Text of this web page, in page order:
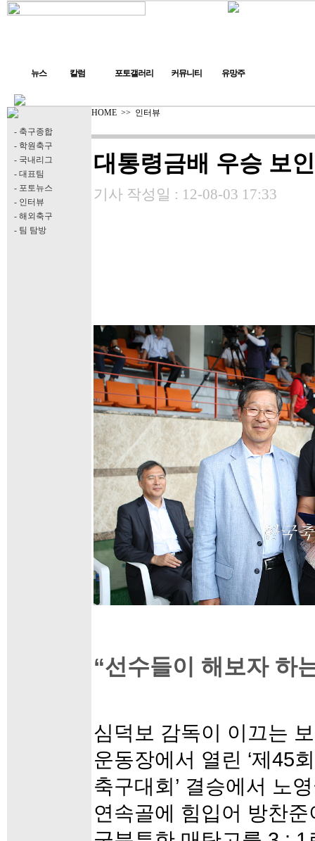
뉴스 칼럼 포토갤러리 커뮤니티 유망주
- 축구종합
- 학원축구
- 국내리그
- 대표팀
- 포토뉴스
- 인터뷰
- 해외축구
- 팀 탐방
HOME >> 인터뷰
대통령금배 우승 보
기사 작성일 : 12-08-03 17:33
“선수들이 해보자 하
심덕보 감독이 이끄는
운동장에서 열린 ‘제45
축구대회’ 결승에서 노
연속골에 힘입어 방찬